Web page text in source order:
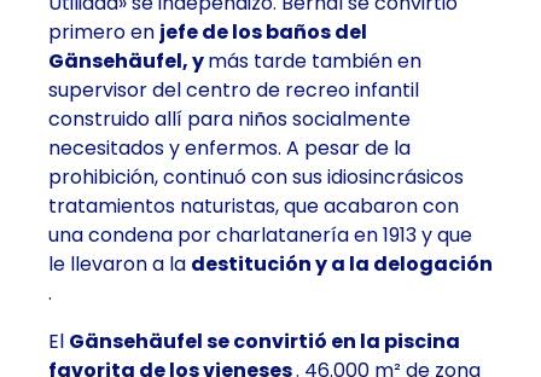
primero en jefe de los baños del
Gänsehäufel, ymás tarde también en
supervisor del centro de recreo infantil
construido allí para niños socialmente
necesitados y enfermos. A pesar de la
prohibición, continuó con sus idiosincrásicos
tratamientos naturistas, que acabaron con
una condena por charlatanería en 1913 y que
le llevaron a la destitución y a la delogación
.
El Gänsehäufel se convirtió en la piscina
favorita de los vieneses. 46.000 m² de zona